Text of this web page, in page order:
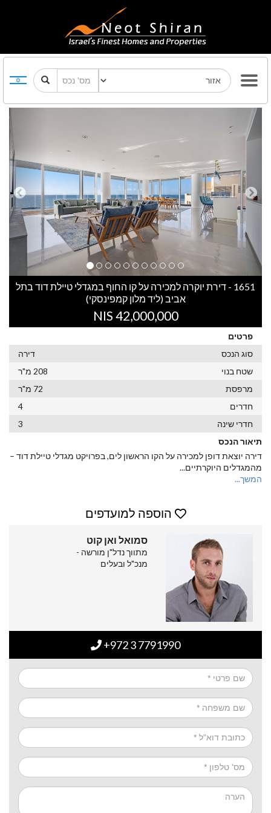
Previous Next
1651 - דירת יוקרה למכירה על קו החוף במגדלי טיילת דוד בתל
אביב (ליד מלון קמפינסקי)
42,000,000 NIS
פרטים
סוג הנכס
דירה
שטח בנוי
208 מ"ר
מרפסת
72 מ"ר
חדרים
4
חדרי שינה
3
תיאור הנכס
דירה יוצאת דופן למכירה על הקו הראשון לים, בפרויקט מגדלי טיילת דוד –
מהמגדלים היוקרתיים...
המשך...
הוספה למועדפים
סמואל ואן קוט
מתווך נדל"ן מורשה -
מנכ"ל ובעלים
+972 3 7791990